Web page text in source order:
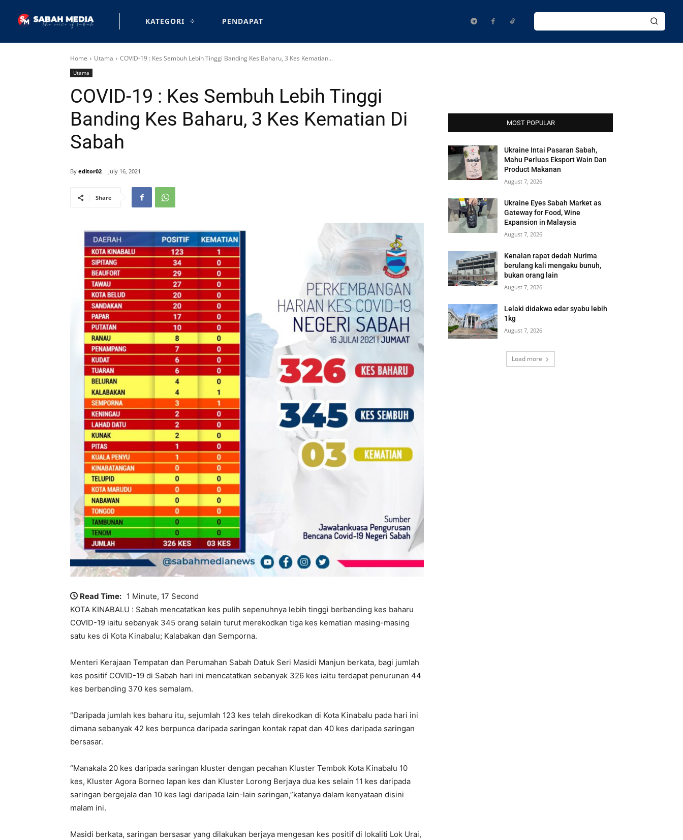
KATEGORI PENDAPAT
Home Utama COVID-19 : Kes Sembuh Lebih Tinggi Banding Kes Baharu, 3 Kes Kematian...
Utama
COVID-19 : Kes Sembuh Lebih Tinggi
Banding Kes Baharu, 3 Kes Kematian Di
Sabah
By editor02 July 16, 2021
Share
Read Time: 1 Minute, 17 Second
KOTA KINABALU : Sabah mencatatkan kes pulih sepenuhnya lebih tinggi berbanding kes baharu
COVID-19 iaitu sebanyak 345 orang selain turut merekodkan tiga kes kematian masing-masing
satu kes di Kota Kinabalu; Kalabakan dan Semporna.
Menteri Kerajaan Tempatan dan Perumahan Sabah Datuk Seri Masidi Manjun berkata, bagi jumlah
kes positif COVID-19 di Sabah hari ini mencatatkan sebanyak 326 kes iaitu terdapat penurunan 44
kes berbanding 370 kes semalam.
“Daripada jumlah kes baharu itu, sejumlah 123 kes telah direkodkan di Kota Kinabalu pada hari ini
dimana sebanyak 42 kes berpunca daripada saringan kontak rapat dan 40 kes daripada saringan
bersasar.
“Manakala 20 kes daripada saringan kluster dengan pecahan Kluster Tembok Kota Kinabalu 10
kes, Kluster Agora Borneo lapan kes dan Kluster Lorong Berjaya dua kes selain 11 kes daripada
saringan bergejala dan 10 kes lagi daripada lain-lain saringan,”katanya dalam kenyataan disini
malam ini.
Masidi berkata, saringan bersasar yang dilakukan berjaya mengesan kes positif di lokaliti Lok Urai,
MOST POPULAR
Ukraine Intai Pasaran Sabah,
Mahu Perluas Eksport Wain Dan
Product Makanan
August 7, 2026
Ukraine Eyes Sabah Market as
Gateway for Food, Wine
Expansion in Malaysia
August 7, 2026
Kenalan rapat dedah Nurima
berulang kali mengaku bunuh,
bukan orang lain
August 7, 2026
Lelaki didakwa edar syabu lebih
1kg
August 7, 2026
Load more